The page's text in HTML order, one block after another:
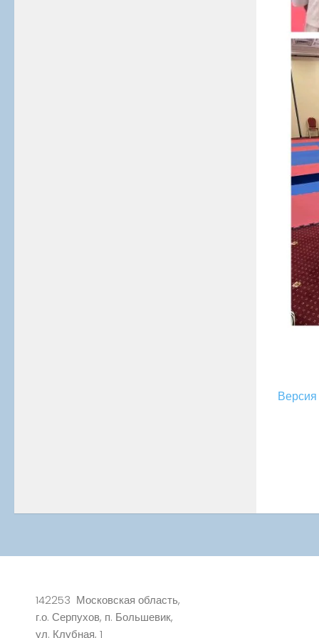
142253 Московская область,
г.о. Серпухов, п. Большевик,
ул. Клубная, 1